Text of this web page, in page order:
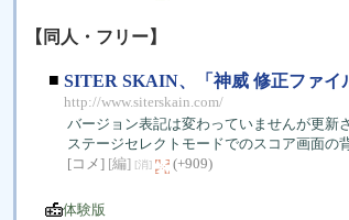
【同人・フリー】
■ SITER SKAIN、「神威 修正ファイ
http://www.siterskain.com/
バージョン表記は変わっていませんが更新
ステージセレクトモードでのスコア画面の
[コメ] [編] [消] (+909)
体験版